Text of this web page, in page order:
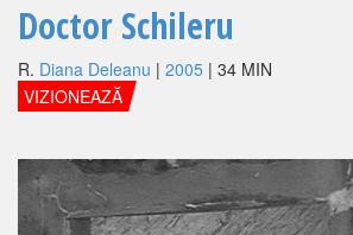
Doctor Schileru
R. Diana Deleanu | 2005 | 34 MIN
VIZIONEAZĂ